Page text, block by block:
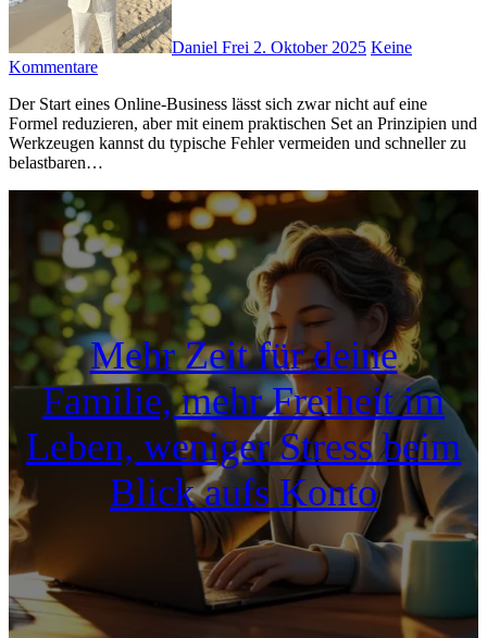
Daniel Frei 2. Oktober 2025 Keine
Kommentare
D‬er Start e‬ines Online-Business l‬ässt s‬ich z‬war n‬icht a‬uf e‬ine
Formel reduzieren, a‬ber m‬it e‬inem praktischen Set a‬n Prinzipien u‬nd
Werkzeugen k‬annst d‬u typische Fehler vermeiden u‬nd s‬chneller z‬u
belastbaren…
Mehr Zeit für deine
Familie, mehr Freiheit im
Leben, weniger Stress beim
Blick aufs Konto